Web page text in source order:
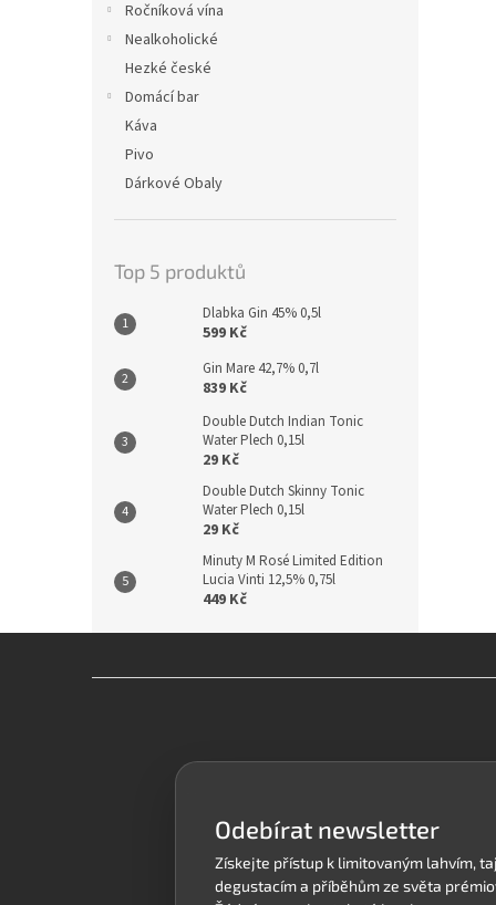
Ročníková vína
Nealkoholické
Hezké české
Domácí bar
Káva
Pivo
Dárkové Obaly
Top 5 produktů
Dlabka Gin 45% 0,5l
599 Kč
Gin Mare 42,7% 0,7l
839 Kč
Double Dutch Indian Tonic
Water Plech 0,15l
29 Kč
Double Dutch Skinny Tonic
Water Plech 0,15l
29 Kč
Minuty M Rosé Limited Edition
Lucia Vinti 12,5% 0,75l
449 Kč
Odebírat newsletter